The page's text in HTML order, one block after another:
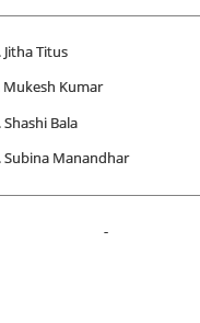
Jitha Titus
Mukesh Kumar
Shashi Bala
Subina Manandhar
-